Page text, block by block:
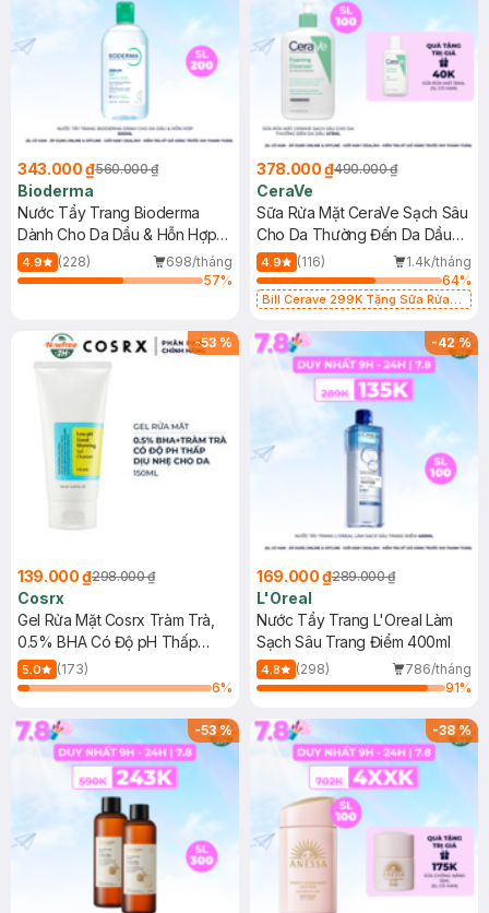
343.000 ₫560.000 ₫
Bioderma
Nước Tẩy Trang Bioderma
Dành Cho Da Dầu & Hỗn Hợp
500ml
4.9 (228)
698/tháng
57%
378.000 ₫490.000 ₫
CeraVe
Sữa Rửa Mặt CeraVe Sạch Sâu
Cho Da Thường Đến Da Dầu
473ml
4.9 (116)
1.4k/tháng
64%
Bill Cerave 299K Tặng Sữa Rửa
-53 %
139.000 ₫298.000 ₫
Cosrx
Gel Rửa Mặt Cosrx Tràm Trà,
0.5% BHA Có Độ pH Thấp
150ml
5.0
(173)
6%
-42%
169.000 ₫289.000 ₫
L'Oreal
Nước Tẩy Trang L'Oreal Làm
Sạch Sâu Trang Điểm 400ml
4.8 (298)
786/tháng
91%
-53% -38%